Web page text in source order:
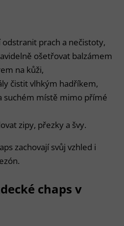
prach a nečistoty,
ošetřovat balzámem
na kůži,
čistit vlhkým hadříkem,
suchém místě mimo přímé
zipy, přezky a švy.
zachovají svůj vzhled i
chaps v